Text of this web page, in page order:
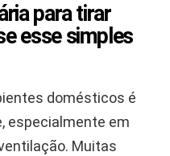
para tirar
esse simples
domésticos é
especialmente em
Muitas